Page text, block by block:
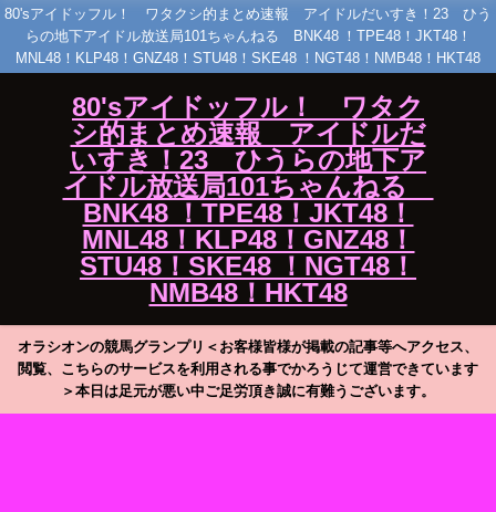
80'sアイドッフル！ ワタクシ的まとめ速報 アイドルだいすき！23 ひう
らの地下アイドル放送局101ちゃんねる BNK48 ！TPE48！JKT48！
MNL48！KLP48！GNZ48！STU48！SKE48 ！NGT48！NMB48！HKT48
80'sアイドッフル！ ワタク
シ的まとめ速報 アイドルだ
いすき！23 ひうらの地下ア
イドル放送局101ちゃんねる
BNK48 ！TPE48！JKT48！
MNL48！KLP48！GNZ48！
STU48！SKE48 ！NGT48！
NMB48！HKT48
オラシオンの競馬グランプリ＜お客様皆様が掲載の記事等へアクセス、
閲覧、こちらのサービスを利用される事でかろうじて運営できています
＞本日は足元が悪い中ご足労頂き誠に有難うございます。